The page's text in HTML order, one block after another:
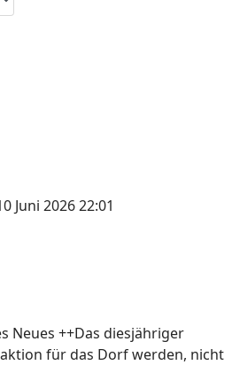
Juni 2026 22:01
Neues ++Das diesjähriger
für das Dorf werden, nicht